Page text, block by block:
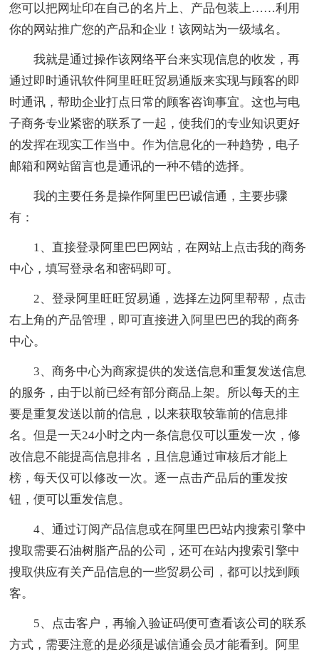
您可以把网址印在自己的名片上、产品包装上……利用
你的网站推广您的产品和企业！该网站为一级域名。
我就是通过操作该网络平台来实现信息的收发，再
通过即时通讯软件阿里旺旺贸易通版来实现与顾客的即
时通讯，帮助企业打点日常的顾客咨询事宜。这也与电
子商务专业紧密的联系了一起，使我们的专业知识更好
的发挥在现实工作当中。作为信息化的一种趋势，电子
邮箱和网站留言也是通讯的一种不错的选择。
我的主要任务是操作阿里巴巴诚信通，主要步骤
有：
1、直接登录阿里巴巴网站，在网站上点击我的商务
中心，填写登录名和密码即可。
2、登录阿里旺旺贸易通，选择左边阿里帮帮，点击
右上角的产品管理，即可直接进入阿里巴巴的我的商务
中心。
3、商务中心为商家提供的发送信息和重复发送信息
的服务，由于以前已经有部分商品上架。所以每天的主
要是重复发送以前的信息，以来获取较靠前的信息排
名。但是一天24小时之内一条信息仅可以重发一次，修
改信息不能提高信息排名，且信息通过审核后才能上
榜，每天仅可以修改一次。逐一点击产品后的重发按
钮，便可以重发信息。
4、通过订阅产品信息或在阿里巴巴站内搜索引擎中
搜取需要石油树脂产品的公司，还可在站内搜索引擎中
搜取供应有关产品信息的一些贸易公司，都可以找到顾
客。
5、点击客户，再输入验证码便可查看该公司的联系
方式，需要注意的是必须是诚信通会员才能看到。阿里